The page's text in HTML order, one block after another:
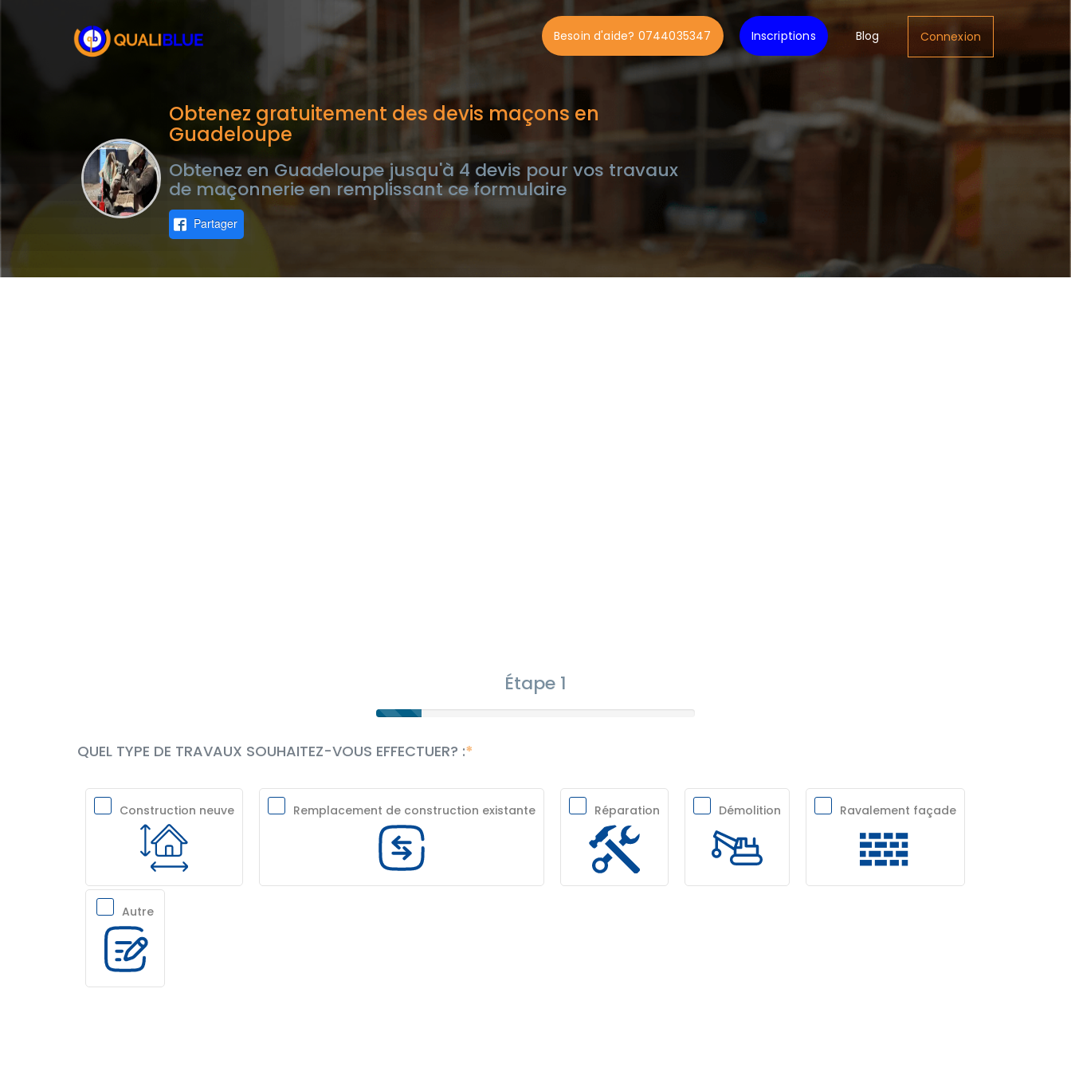
Besoin d'aide? 0744035347 Inscriptions Blog Connexion
Obtenez gratuitement des devis maçons en
Guadeloupe
Obtenez en Guadeloupe jusqu'à 4 devis pour vos travaux
de maçonnerie en remplissant ce formulaire
Partager
Étape 1
QUEL TYPE DE TRAVAUX SOUHAITEZ-VOUS EFFECTUER? :
Construction neuve Remplacement de construction existante Réparation Démolition Ravalement façade
Autre